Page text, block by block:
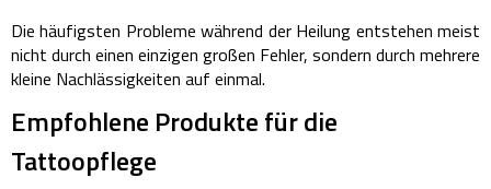
Die häufigsten Probleme während der Heilung entstehen meist
nicht durch einen einzigen großen Fehler, sondern durch mehrere
kleine Nachlässigkeiten auf einmal.
Empfohlene Produkte für die
Tattoopflege